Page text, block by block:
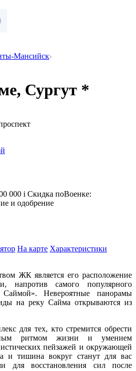
Мансийск
Сургут *
000 i Скидка поВоенке:
и одобрение
На карте Характеристики
ЖК является его расположение
напротив самого популярного
Саймой». Невероятные панорамы
на реку Сайма открываются из
для тех, кто стремится обрести
ритмом жизни и умением
пейзажей и окружающей
и тишина вокруг станут для вас
для восстановления сил после